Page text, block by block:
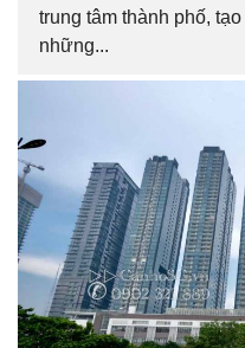
trung tâm thành phố,
những...